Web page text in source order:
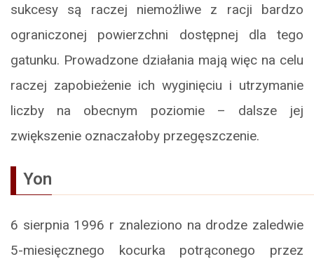
sukcesy są raczej niemożliwe z racji bardzo
ograniczonej powierzchni dostępnej dla tego
gatunku. Prowadzone działania mają więc na celu
raczej zapobieżenie ich wyginięciu i utrzymanie
liczby na obecnym poziomie – dalsze jej
zwiększenie oznaczałoby przegęszczenie.
Yon
6 sierpnia 1996 r znaleziono na drodze zaledwie
5-miesięcznego kocurka potrąconego przez